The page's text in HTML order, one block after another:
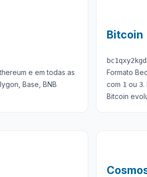
e em todas as
Base, BNB
Bitcoin
Formato
com 1 ou 3.
Bitcoin